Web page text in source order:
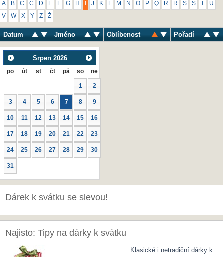
A B C Č D E F G H J K M N O P Q R Ř S Š U
V W X Y Z Ž
Datum Jméno Oblíbenost Pořadí
Srpen 2026
po út st čt pá so ne
1 2
3 4 5 6 7 8 9
10 11 12 13 14 15 16
17 18 19 20 21 22 23
24 25 26 27 28 29 30
31
Dárek k svátku se slevou!
Najisto: Tipy na dárky k svátku
Klasické i netradiční dárky k